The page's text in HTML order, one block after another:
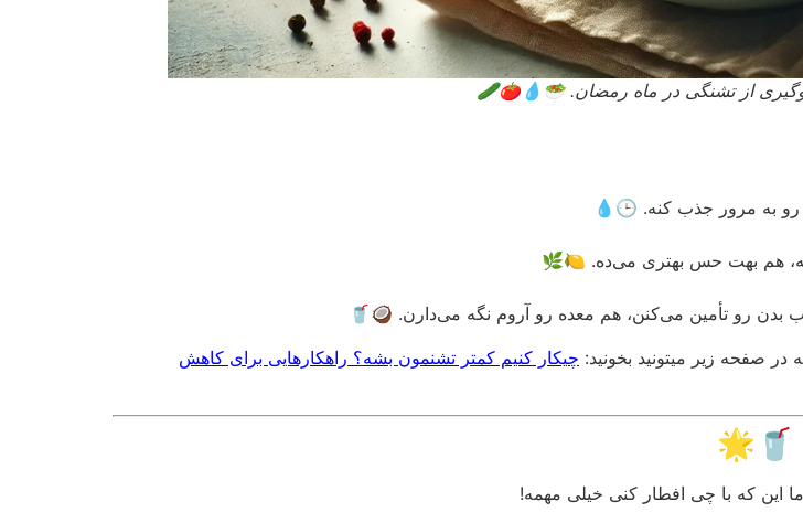
جلوگیری از تشنگی در ماه رمضان. 🥗💧🍅🥒
رو به مرور جذب کنه. 🕒💧
هم بهت حس بهتری می‌ده. 🍋🌿
بدن رو تأمین می‌کنن، هم معده رو آروم نگه می‌دارن. 🥥🥤
صفحه زیر میتونید بخونید: چیکار کنیم کمتر تشنمون بشه؟ راهکارهایی برای کاهش
این که با چی افطار کنی خیلی مهمه!